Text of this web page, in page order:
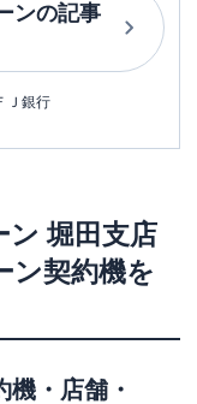
ンの記事
Ｊ銀行
ン 堀田支店
ン契約機を
・店舗・